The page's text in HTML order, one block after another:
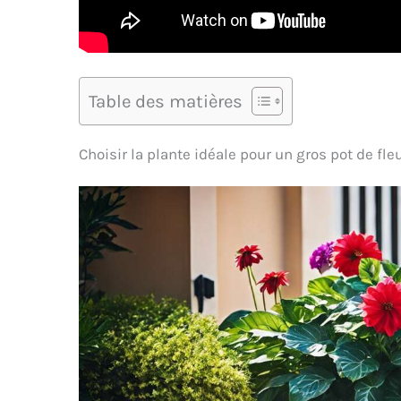
Table des matières
Choisir la plante idéale pour un gros pot de